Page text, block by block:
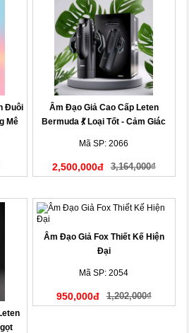
Đuôi
Mê
Âm Đạo Giả Cao Cấp Leten
Bermuda 💃 Loại Tốt - Cảm Giác
Mã SP: 2066
2,500,000đ 3,164,000₫
Âm Đạo Giả Fox Thiết Kế Hiện
Đại
Mã SP: 2054
950,000đ 1,202,000₫